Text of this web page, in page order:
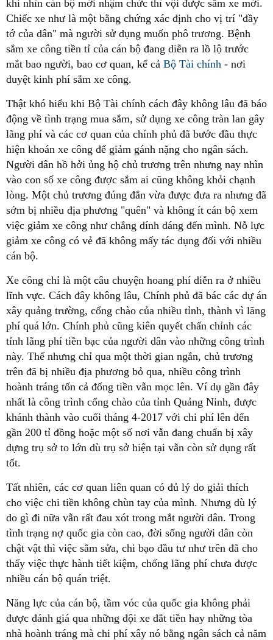
khi nhìn cán bộ mới nhậm chức thì vội được sắm xe mới.
Chiếc xe như là một bằng chứng xác định cho vị trí "đầy
tớ của dân" mà người sử dụng muốn phô trương. Bệnh
sắm xe công tiền tỉ của cán bộ đang diễn ra lồ lộ trước
mắt bao người, bao cơ quan, kể cả Bộ Tài chính - nơi
duyệt kinh phí sắm xe công.
Thật khó hiểu khi Bộ Tài chính cách đây không lâu đã báo
động về tình trạng mua sắm, sử dụng xe công tràn lan gây
lãng phí và các cơ quan của chính phủ đã bước đầu thực
hiện khoán xe công để giảm gánh nặng cho ngân sách.
Người dân hồ hởi ủng hộ chủ trương trên nhưng nay nhìn
vào con số xe công được sắm ai cũng không khỏi chạnh
lòng. Một chủ trương đúng đắn vừa được đưa ra nhưng đã
sớm bị nhiều địa phương "quên" và không ít cán bộ xem
việc giảm xe công như chẳng dính dáng đến mình. Nỗ lực
giảm xe công có vẻ đã không mấy tác dụng đối với nhiều
cán bộ.
Xe công chỉ là một câu chuyện hoang phí diễn ra ở nhiều
lĩnh vực. Cách đây không lâu, Chính phủ đã bác các dự án
xây quảng trường, cổng chào của nhiều tỉnh, thành vì lãng
phí quá lớn. Chính phủ cũng kiên quyết chấn chỉnh các
tỉnh lãng phí tiền bạc của người dân vào những công trình
này. Thế nhưng chỉ qua một thời gian ngắn, chủ trương
trên đã bị nhiều địa phương bỏ qua, nhiều công trình
hoành tráng tốn cả đống tiền vẫn mọc lên. Ví dụ gần đây
nhất là công trình cổng chào của tỉnh Quảng Ninh, được
khánh thành vào cuối tháng 4-2017 với chi phí lên đến
gần 200 tỉ đồng hoặc một số nơi vẫn đang chuẩn bị xây
dựng trụ sở to lớn dù trụ sở hiện tại vẫn còn sử dụng rất
tốt.
Tất nhiên, các cơ quan liên quan có đủ lý do giải thích
cho việc chi tiền không chùn tay của mình. Nhưng dù lý
do gì đi nữa vẫn rất đau xót trong mắt người dân. Trong
tình trạng nợ quốc gia còn cao, đời sống người dân còn
chật vật thì việc sắm sửa, chi bạo đầu tư như trên đã cho
thấy việc thực hành tiết kiệm, chống lãng phí chưa được
nhiều cán bộ quán triệt.
Năng lực của cán bộ, tầm vóc của quốc gia không phải
được đánh giá qua những đội xe đắt tiền hay những tòa
nhà hoành tráng mà chi phí xây nó bằng ngân sách cả năm